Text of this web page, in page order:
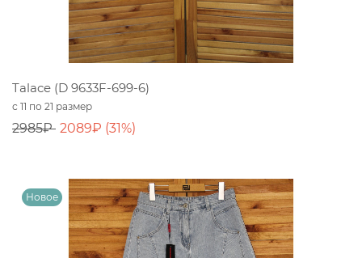
Talace (D 9633F-699-6)
с 11 по 21 размер
2985₽ 2089₽ (31%)